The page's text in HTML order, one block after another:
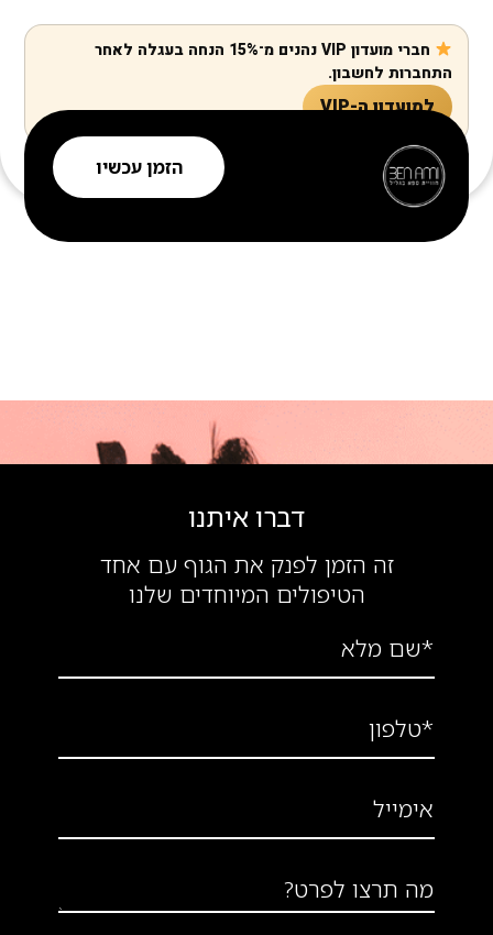
הזמן עכשיו
חברי מועדון VIP נהנים מ־15% הנחה בעגלה לאחר
התחברות לחשבון.
למועדון ה-VIP
דברו איתנו
זה הזמן לפנק את הגוף עם אחד
הטיפולים המיוחדים שלנו
*שם מלא
*טלפון
אימייל
מה תרצו לפרט?